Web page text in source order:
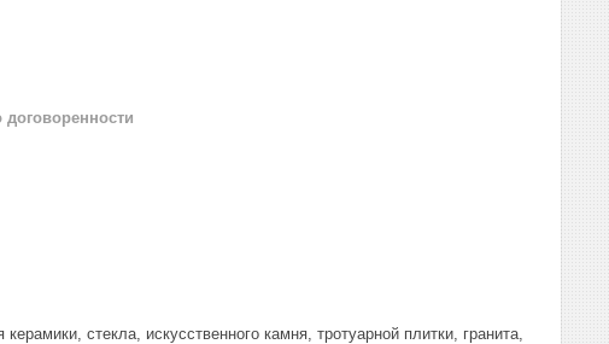
договоренности
стекла, искусственного камня, тротуарной плитки, гранита,